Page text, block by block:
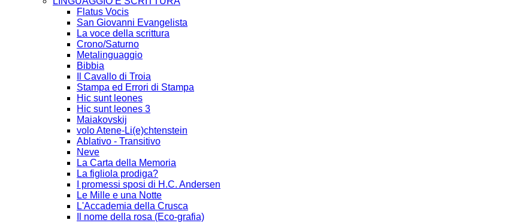
Flatus Vocis
San Giovanni Evangelista
La voce della scrittura
Crono/Saturno
Metalinguaggio
Bibbia
Il Cavallo di Troia
Stampa ed Errori di Stampa
Hic sunt leones
Hic sunt leones 3
Maiakovskij
volo Atene-Li(e)chtenstein
Ablativo - Transitivo
Neve
La Carta della Memoria
La figliola prodiga?
I promessi sposi di H.C. Andersen
Le Mille e una Notte
L'Accademia della Crusca
Il nome della rosa (Eco-grafia)